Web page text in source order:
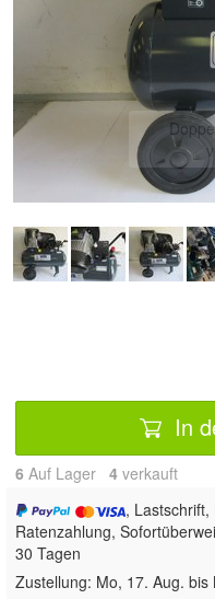
In
6 Auf Lager 4 verkauft
,
Ratenzahlung,
30 Tagen
Zustellung: Mo, 17. Aug. bis